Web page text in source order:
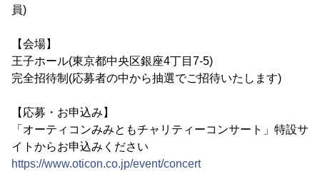
員)
【会場】
王子ホール(東京都中央区銀座4丁目7-5)
完全招待制(応募者の中から抽選でご招待いたします)
【応募・お申込み】
「オーティコンみみともチャリティーコンサート」特設サ
イトからお申込みください
https://www.oticon.co.jp/event/concert